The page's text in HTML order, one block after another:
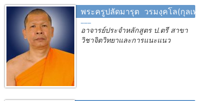
พระครูปลัดมารุต วรมงฺคโล(กุลเพชร์),ร
อาจารย์ประจำหลักสูตร ป.ตรี สาขา
วิชาจิตวิทยาและการแนะแนว